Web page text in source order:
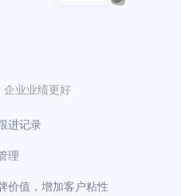
企业业绩更好
进记录
理
价值，增加客户粘性